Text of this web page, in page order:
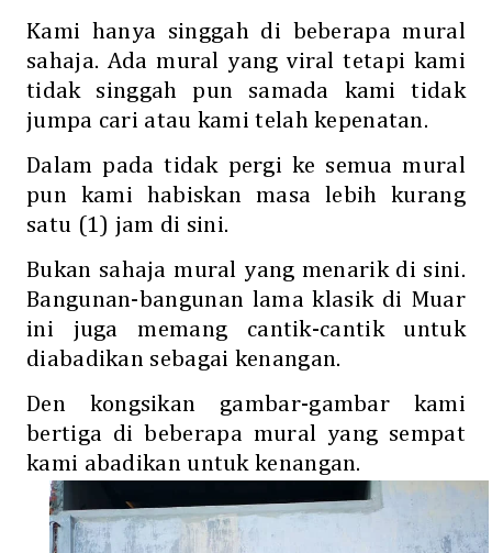
Kami hanya singgah di beberapa mural
sahaja. Ada mural yang viral tetapi kami
tidak singgah pun samada kami tidak
jumpa cari atau kami telah kepenatan.
Dalam pada tidak pergi ke semua mural
pun kami habiskan masa lebih kurang
satu (1) jam di sini.
Bukan sahaja mural yang menarik di sini.
Bangunan-bangunan lama klasik di Muar
ini juga memang cantik-cantik untuk
diabadikan sebagai kenangan.
Den kongsikan gambar-gambar kami
bertiga di beberapa mural yang sempat
kami abadikan untuk kenangan.